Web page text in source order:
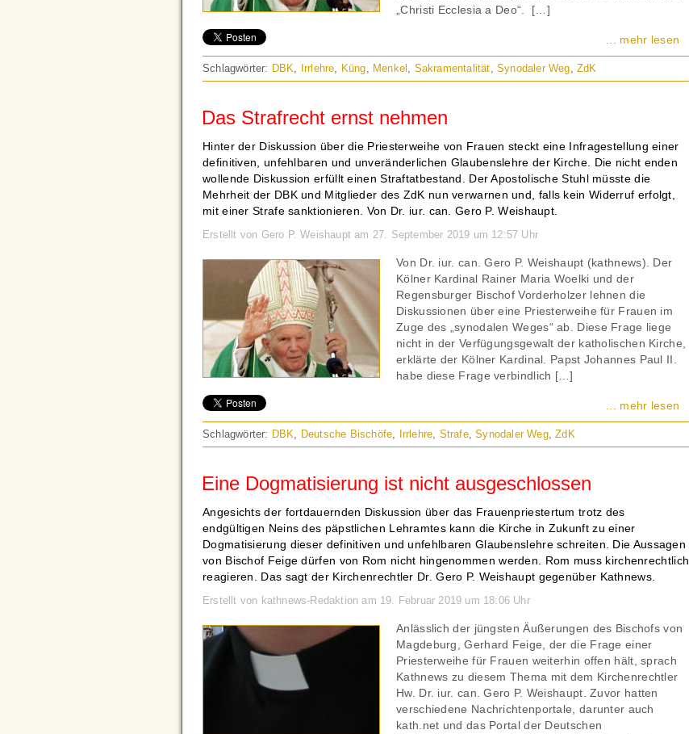
„Christi Ecclesia a Deo“. […]
... mehr lesen
Schlagwörter: DBK, Irrlehre, Küng, Menkel , Sakramentalität,Synodaler Weg,ZdK
Das Strafrecht ernst nehmen
Hinter der Diskussion über die Priesterweihe von Frauen steckt eine Infragestellung einer
definitiven, unfehlbaren und unveränderlichen Glaubenslehre der Kirche. Die nicht enden
wollende Diskussion erfüllt einen Straftatbestand. Der Apostolische Stuhl müsste die
Mehrheit der DBK und Mitglieder des ZdK nun verwarnen und, falls kein Widerruf erfolgt,
mit einer Strafe sanktionieren. Von Dr. iur. can. Gero P. Weishaupt.
Erstellt von Gero P. Weishaupt am 27. September 2019 um 12:57 Uhr
Von Dr. iur. can. Gero P. Weishaupt (kathnews). Der
Kölner Kardinal Rainer Maria Woelki und der
Regensburger Bischof Vorderholzer lehnen die
Diskussionen über eine Priesterweihe für Frauen im
Zuge des „synodalen Weges“ ab. Diese Frage liege
nicht in der Verfügungsgewalt der katholischen Kirche,
erklärte der Kölner Kardinal. Papst Johannes Paul II.
habe diese Frage verbindlich […]
... mehr lesen
Schlagwörter: DBK, Deutsche Bischöfe, Irrlehre, Strafe,Synodaler Weg,ZdK
Eine Dogmatisierung ist nicht ausgeschlossen
Angesichts der fortdauernden Diskussion über das Frauenpriestertum trotz des
endgültigen Neins des päpstlichen Lehramtes kann die Kirche in Zukunft zu einer
Dogmatisierung dieser definitiven und unfehlbaren Glaubenslehre schreiten. Die Aussagen
von Bischof Feige dürfen von Rom nicht hingenommen werden. Rom muss kirchenrechtlich
reagieren. Das sagt der Kirchenrechtler Dr. Gero P. Weishaupt gegenüber Kathnews.
Erstellt von kathnews-Redaktion am 19. Februar 2019 um 18:06 Uhr
Anlässlich der jüngsten Äußerungen des Bischofs von
Magdeburg, Gerhard Feige, der die Frage einer
Priesterweihe für Frauen weiterhin offen hält, sprach
Kathnews zu diesem Thema mit dem Kirchenrechtler
Hw. Dr. iur. can. Gero P. Weishaupt. Zuvor hatten
verschiedene Nachrichtenportale, darunter auch
kath.net und das Portal der Deutschen